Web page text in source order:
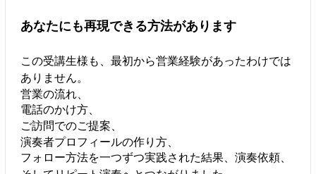
あなたにも再現できる方法があります
この受講生様も、最初から営業経験があったわけでは
ありません。
営業の流れ、
電話のかけ方、
ご訪問でのご提案、
演奏者プロフィールの作り方、
フォロー方法を一つずつ実践された結果、演奏依頼、